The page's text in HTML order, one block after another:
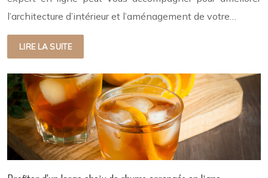
l’architecture d’intérieur et l’aménagement de votre…
LIRE LA SUITE